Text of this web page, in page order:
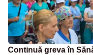
Continuă greva în